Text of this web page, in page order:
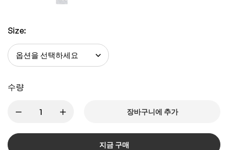
Size:
수량
장바구니에 추가
지금 구매